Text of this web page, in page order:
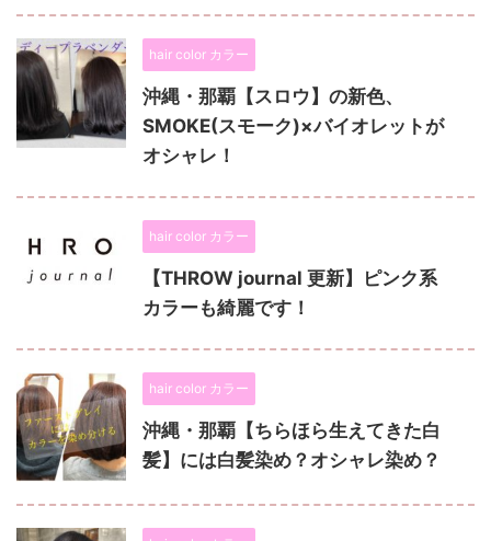
hair color カラー
沖縄・那覇【スロウ】の新色、
SMOKE(スモーク)×バイオレットが
オシャレ！
hair color カラー
【THROW journal 更新】ピンク系
カラーも綺麗です！
hair color カラー
沖縄・那覇【ちらほら生えてきた白
髪】には白髪染め？オシャレ染め？